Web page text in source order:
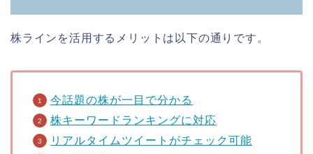
株ラインを活用するメリットは以下の通りです。
今話題の株が一目で分かる
株キーワードランキングに対応
リアルタイムツイートがチェック可能